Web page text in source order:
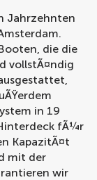
Jahrzehnten
die die
vollstÃ¤ndig
in 19
fÃ¼r
KapazitÃ¤t
mit der
wir